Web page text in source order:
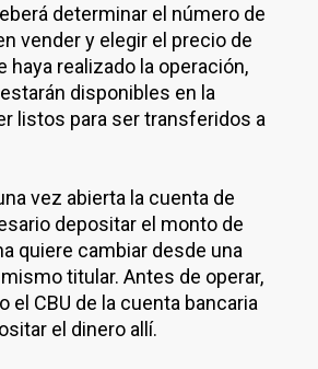
determinar el número de
vender y elegir el precio de
haya realizado la operación,
disponibles en la
listos para ser transferidos a
vez abierta la cuenta de
depositar el monto de
quiere cambiar desde una
titular. Antes de operar,
el CBU de la cuenta bancaria
el dinero allí.